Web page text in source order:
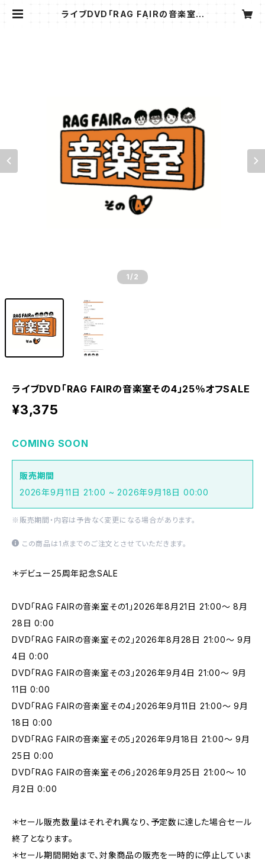
ライブDVD「RAG FAIRの音楽室そ
1 /2
ライブDVD「RAG FAIRの音楽室その4」25％オフSALE
¥3,375
COMING SOON
販売期間
2026年9月11日 21:00 ~ 2026年9月18日 00:00
※販売期間・内容は予告なく変更になる場合があります。
この商品は1点までのご注文とさせていただきます。
＊デビュー25周年記念SALE
DVD「RAG FAIRの音楽室その1」2026年8月21日 21:00〜 8月
28日 0:00
DVD「RAG FAIRの音楽室その2」2026年8月28日 21:00〜 9月
4日 0:00
DVD「RAG FAIRの音楽室その3」2026年9月4日 21:00〜 9月
11日 0:00
DVD「RAG FAIRの音楽室その4」2026年9月11日 21:00〜 9月
18日 0:00
DVD「RAG FAIRの音楽室その5」2026年9月18日 21:00〜 9月
25日 0:00
DVD「RAG FAIRの音楽室その6」2026年9月25日 21:00〜 10
月2日 0:00
＊セール販売数量はそれぞれ異なり、予定数に達した場合セール
終了となります。
＊セール期間開始まで、対象商品の販売を一時的に停止していま